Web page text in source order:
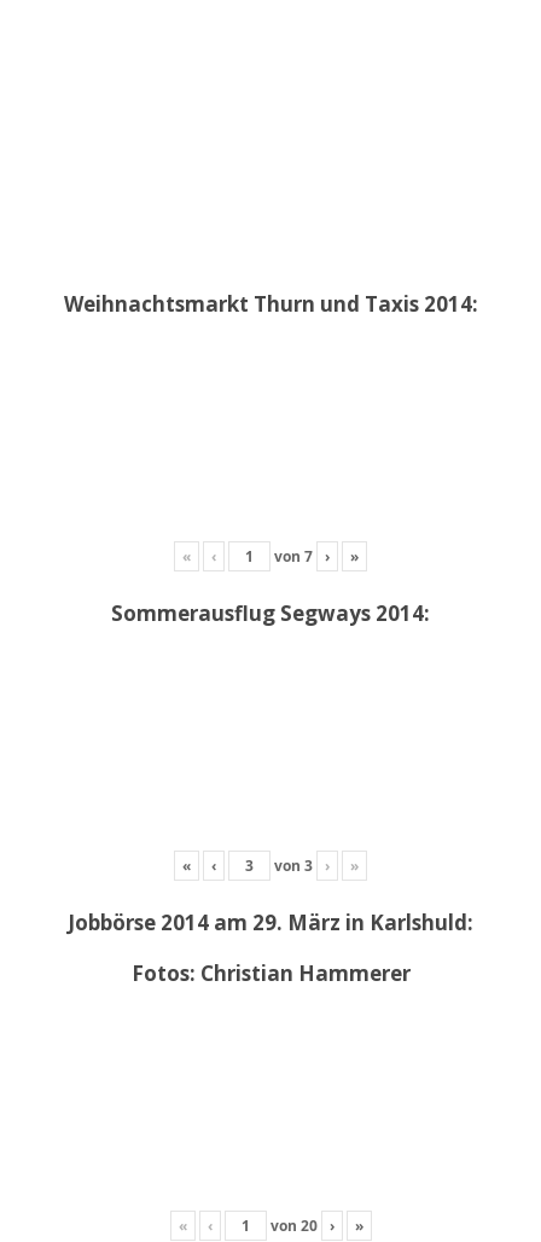
Weihnachtsmarkt Thurn und Taxis 2014:
« ‹ von 7 › »
Sommerausflug Segways 2014:
« ‹ von 3 › »
Jobbörse 2014 am 29. März in Karlshuld:
Fotos: Christian Hammerer
« ‹ von 20 › »